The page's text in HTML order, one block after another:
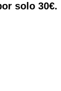
solo 30€.